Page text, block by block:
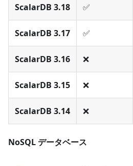
ScalarDB 3.18 ✅
ScalarDB 3.17 ✅
ScalarDB 3.16 ❌
ScalarDB 3.15 ❌
ScalarDB 3.14 ❌
NoSQL データベース